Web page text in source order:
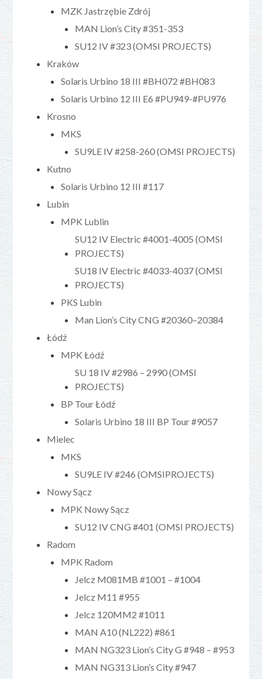
MZK Jastrzębie Zdrój
MAN Lion’s City #351-353
SU12 IV #323 (OMSI PROJECTS)
Kraków
Solaris Urbino 18 III #BH072 #BH083
Solaris Urbino 12 III E6 #PU949-#PU976
Krosno
MKS
SU9LE IV #258-260 (OMSI PROJECTS)
Kutno
Solaris Urbino 12 III #117
Lubin
MPK Lublin
SU12 IV Electric #4001-4005 (OMSI
PROJECTS)
SU18 IV Electric #4033-4037 (OMSI
PROJECTS)
PKS Lubin
Man Lion’s City CNG #20360–20384
Łódź
MPK Łódź
SU 18 IV #2986 – 2990 (OMSI
PROJECTS)
BP Tour Łódź
Solaris Urbino 18 III BP Tour #9057
Mielec
MKS
SU9LE IV #246 (OMSIPROJECTS)
Nowy Sącz
MPK Nowy Sącz
SU12 IV CNG #401 (OMSI PROJECTS)
Radom
MPK Radom
Jelcz M081MB #1001 – #1004
Jelcz M11 #955
Jelcz 120MM2 #1011
MAN A10 (NL222) #861
MAN NG323 Lion’s City G #948 – #953
MAN NG313 Lion’s City #947